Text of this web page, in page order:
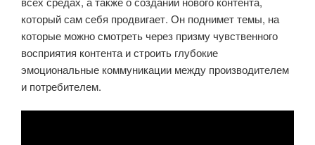
который сам себя продвигает. Он поднимет темы, на
которые можно смотреть через призму чувственного
восприятия контента и строить глубокие
эмоциональные коммуникации между производителем
и потребителем.